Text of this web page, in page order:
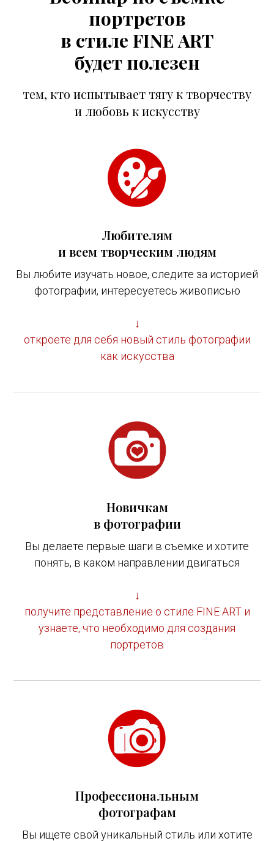
портретов
в стиле FINE ART
будет полезен
тем, кто испытывает тягу к творчеству
и любовь к искусству
Любителям
и всем творческим людям
Вы любите изучать новое, следите за историей
фотографии, интересуетесь живописью
↓
откроете для себя новый стиль фотографии
как искусства
Новичкам
в фотографии
Вы делаете первые шаги в съемке и хотите
понять, в каком направлении двигаться
↓
получите представление о стиле FINE ART и
узнаете, что необходимо для создания
портретов
Профессиональным
фотографам
Вы ищете свой уникальный стиль или хотите